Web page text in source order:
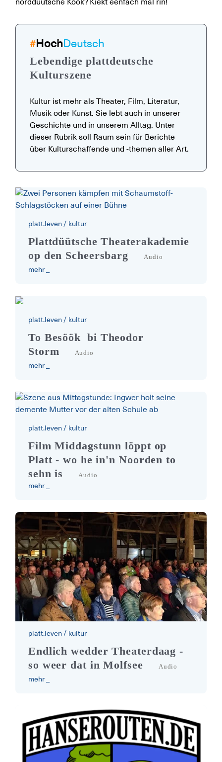
norddüütsche Köök? Kiekt eenfach mal rin!
# HochDeutsch
Lebendige plattdeutsche
Kulturszene
Kultur ist mehr als Theater, Film, Literatur,
Musik oder Kunst. Sie lebt auch in unserer
Geschichte und in unserem Alltag. Unter
dieser Rubrik soll Raum sein für Berichte
über Kulturschaffende und -themen aller Art.
Plattdeutsche Theaterakademie
platt.leven/ kultur
Plattdüütsche Theaterakademie
op den Scheersbarg
Audio
mehr _
Zu Besuch bei Theodor Storm
platt.leven/ kultur
To Besöök bi Theodor
Storm
Audio
mehr _
Mittagstunde auf Plattdeutsch
platt.leven/ kultur
Film Middagstunn löppt op
Platt - wo he in'n Noorden to
sehn is
Audio
mehr _
niederdeutsche Theatertage
platt.leven/ kultur
Endlich wedder Theaterdaag -
so weer dat in Molfsee
Audio
mehr _